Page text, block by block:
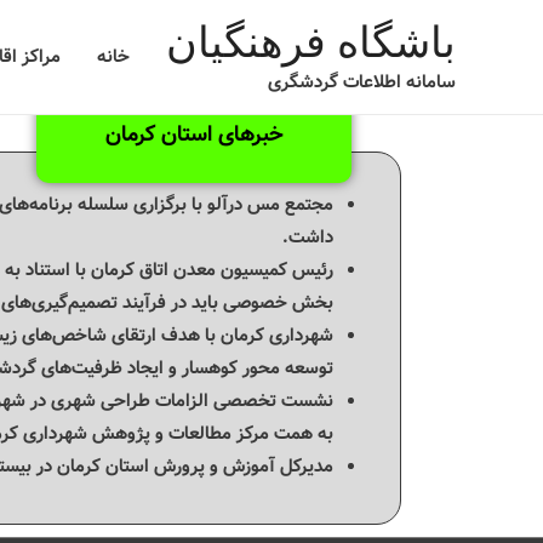
باشگاه فرهنگیان
سامانه اطلاعات گردشگری
خانه مراکز
خبرهای استان کرمان
مجتمع مس درآلو با برگزاری سلسله
داشت.
بخش خصوصی باید در فرآیند
شهرداری کرمان با هدف ارتقای شاخص‌های
توسعه محور کوهسار و ایجاد ظرفیت‌های
نشست تخصصی الزامات طراحی شهری در
به همت مرکز مطالعات و پژوهش شهرداری
مدیرکل آموزش و پرورش استان کرمان در بیستمین سفر شهرستانی خود در سال ۱۴۰۵، در